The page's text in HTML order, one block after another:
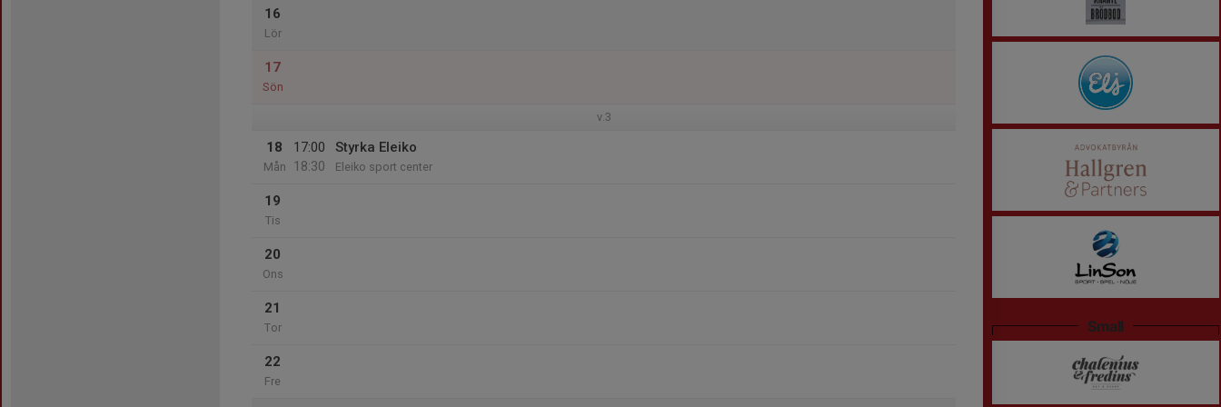
16
Lör
17
Sön
v.3
18
Mån
17:00
18:30
Styrka Eleiko
Eleiko sport center
19
Tis
20
Ons
21
Tor
22
Fre
Small